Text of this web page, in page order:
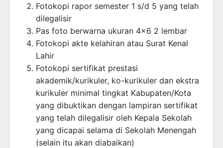
Fotokopi rapor semester 1 s/d 5 yang telah
dilegalisir
Pas foto berwarna ukuran 4×6 2 lembar
Fotokopi akte kelahiran atau Surat Kenal
Lahir
Fotokopi sertifikat prestasi
akademik/kurikuler, ko-kurikuler dan ekstra
kurikuler minimal tingkat Kabupaten/Kota
yang dibuktikan dengan lampiran sertifikat
yang telah dilegalisir oleh Kepala Sekolah
yang dicapai selama di Sekolah Menengah
(selain itu akan diabaikan)